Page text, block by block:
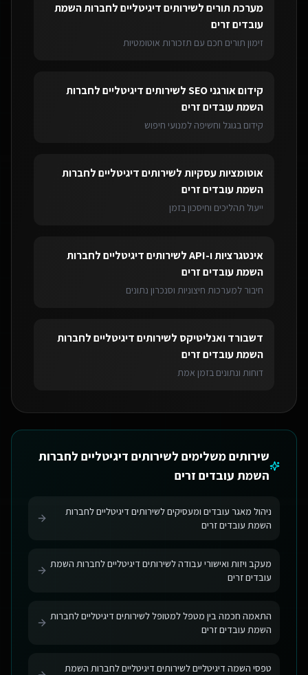
מערכת תוריםלשירותים דיגיטליים לחברות השמת
עובדים זרים
זימון תורים חכם עם תזכורות אוטומטיות
קידום אורגני SEO לשירותים דיגיטליים לחברות
השמת עובדים זרים
קידום בגוגל וחשיפה למנועי חיפוש
אוטומציות עסקיותלשירותים דיגיטליים לחברות
השמת עובדים זרים
ייעול תהליכים וחיסכון בזמן
אינטגרציות ו-API לשירותים דיגיטליים לחברות
השמת עובדים זרים
חיבור למערכות חיצוניות וסנכרון נתונים
דשבורד ואנליטיקס לשירותים דיגיטליים לחברות
השמת עובדים זרים
דוחות ונתונים בזמן אמת
שירותים משלימים לשירותים דיגיטליים לחברות
השמת עובדים זרים
ניהול מאגר עובדים ומעסיקים לשירותים דיגיטליים לחברות
השמת עובדים זרים
מעקב ויזות ואישורי עבודה לשירותים דיגיטליים לחברות השמת
עובדים זרים
התאמה חכמה בין מטפל למטופל לשירותים דיגיטליים לחברות
השמת עובדים זרים
טפסי השמה דיגיטליים לשירותים דיגיטליים לחברות השמת